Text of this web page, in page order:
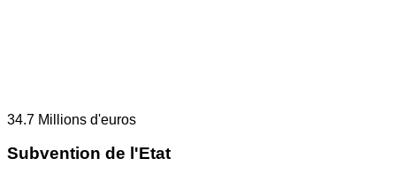
34.7 Millions d'euros
Subvention de l'Etat